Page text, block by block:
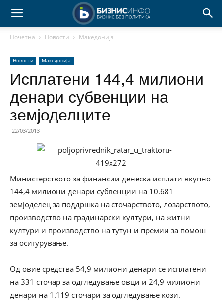
Почетна Новости Македонија
Новости Македонија
Исплатени 144,4 милиони
денари субвенции на
земјоделците
22/03/2013
Министерството за финансии денеска исплати вкупно
144,4 милиони денари субвенции на 10.681
земјоделец за поддршка на сточарството, лозарството,
производство на градинарски култури, на житни
култури и производство на тутун и премии за помош
за осигурување.
Од овие средства 54,9 милиони денари се исплатени
на 331 сточар за одгледување овци и 24,9 милиони
денари на 1.119 сточари за одгледување кози.